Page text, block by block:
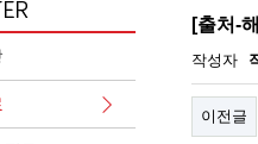
[출처-
작성자
이전글